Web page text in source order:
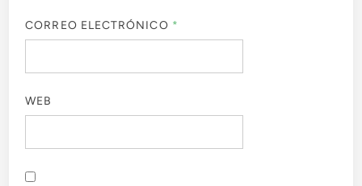
CORREO ELECTRÓNICO *
WEB